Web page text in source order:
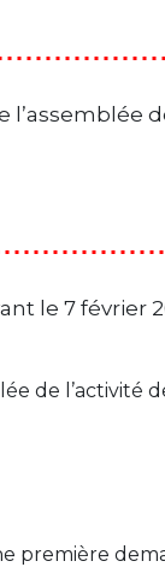
l’assemblée
le 7 février
de l’activité
première